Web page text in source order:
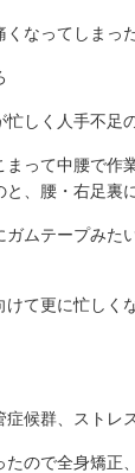
なってしまっ
しく人手不足
まって中腰で作
と、腰・右足裏
ムテープみた
けて更に忙しく
候群、ストレ
ので全身矯正